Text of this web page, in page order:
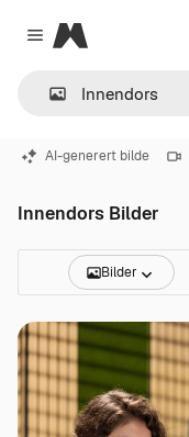
Close menu
Magnific
AI-generert bilde
Innendors Bilder
Bilder